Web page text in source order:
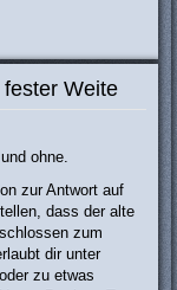
Weite
ohne.
zur Antwort auf
dass der alte
zum
dir unter
zu etwas